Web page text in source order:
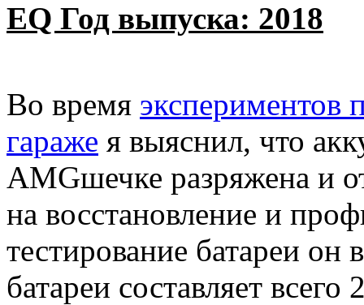
EQ Год выпуска: 2018
Во время экспериментов
гараже я выяснил, что
AMGшечке разряжена и
на восстановление и
тестирование батареи он
батареи составляет